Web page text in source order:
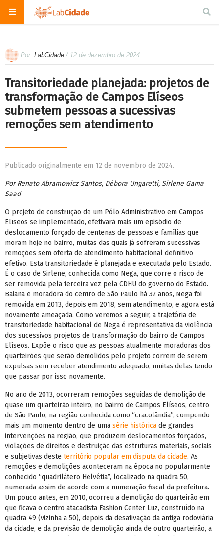
Por LabCidade / 12 de dezembro de 2024
Transitoriedade planejada: projetos de
transformação de Campos Elíseos
submetem pessoas a sucessivas
remoções sem atendimento
Publicado originalmente em 12 de novembro de 2024.
PorRenato Abramowicz Santos, Débora Ungaretti, Sirlene Gama
Saad
O projeto de construção de um Pólo Administrativo em Campos
Elíseos se implementado, efetivará mais um episódio de
deslocamento forçado de centenas de pessoas e famílias que
moram hoje no bairro, muitas das quais já sofreram sucessivas
remoções sem oferta de atendimento habitacional definitivo
efetivo. Esta transitoriedade é planejada e executada pelo Estado.
É o caso de Sirlene, conhecida como Nega, que corre o risco de
ser removida pela terceira vez pela CDHU do governo do Estado.
Baiana e moradora do centro de São Paulo há 32 anos, Nega foi
removida em 2013, depois em 2018, sem atendimento, e agora está
novamente ameaçada. Como veremos a seguir, a trajetória de
transitoriedade habitacional de Nega é representativa da violência
dos sucessivos projetos de transformação do bairro de Campos
Elíseos. Expõe o risco que as pessoas atualmente moradoras dos
quarteirões que serão demolidos pelo projeto correm de serem
expulsas sem receber atendimento adequado, muitas delas tendo
que passar por isso novamente.
No ano de 2013, ocorreram remoções seguidas de demolição de
quase um quarteirão inteiro, no bairro de Campos Elíseos, centro
de São Paulo, na região conhecida como “cracolândia”, compondo
mais um momento dentro de uma série histórica de grandes
intervenções na região, que produzem deslocamentos forçados,
violações de direitos e destruição das estruturas materiais, sociais
e subjetivas deste território popular em disputa da cidade. As
remoções e demolições aconteceram na época no popularmente
conhecido “quadrilátero Helvétia”, localizado na quadra 50,
numerada assim de acordo com a numeração fiscal da prefeitura.
Um pouco antes, em 2010, ocorreu a demolição do quarteirão em
que ficava o centro atacadista Fashion Center Luz, construído na
quadra 49 (vizinha a 50), depois da desativação da antiga rodoviária
da cidade, e da previsão de demolição ainda de outro quarteirão, a